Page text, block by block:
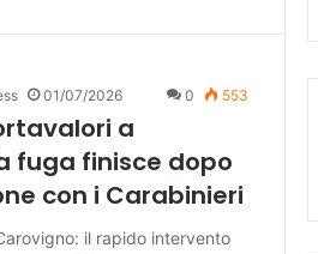
01/07/2026 0 553
a
fuga finisce dopo
con i Carabinieri
il rapido intervento